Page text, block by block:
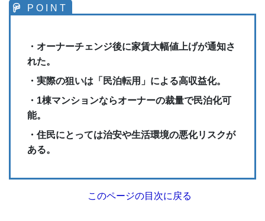
・オーナーチェンジ後に家賃大幅値上げが通知さ
れた。
・実際の狙いは「民泊転用」による高収益化。
・1棟マンションならオーナーの裁量で民泊化可
能。
・住民にとっては治安や生活環境の悪化リスクが
ある。
このページの目次に戻る